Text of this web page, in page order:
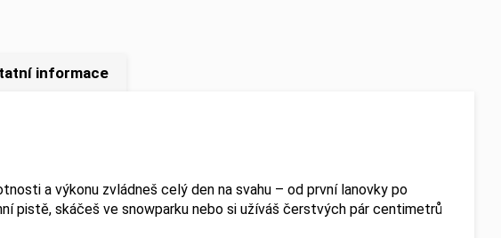
informace
a výkonu zvládneš celý den na svahu – od první lanovky po
pistě, skáčeš ve snowparku nebo si užíváš čerstvých pár centimetrů